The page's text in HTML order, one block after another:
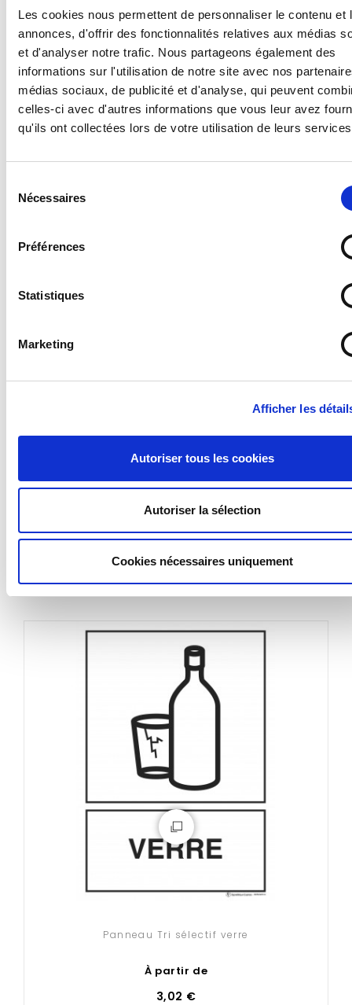
Les cookies nous permettent de personnaliser le contenu et
annonces, d'offrir des fonctionnalités relatives aux médias
et d'analyser notre trafic. Nous partageons également des
informations sur l'utilisation de notre site avec nos
médias sociaux, de publicité et d'analyse, qui peuvent
celles-ci avec d'autres informations que vous leur avez
qu'ils ont collectées lors de votre utilisation de leurs
Nécessaires
Préférences
Statistiques
Marketing
Afficher les
Autoriser tous les cookies
Autoriser la sélection
Cookies nécessaires uniquement
Supports disponibles :
- Forex 2 mm (pvc expansé pour un panneau en
plastique standard, léger et résistant)
- Vitrophanie (autocollant à poser sur une vitre en
intérieur pour une visibilité de l'extérieur)
- Vinyle adhésif (autocollant standard)
- Plexi 3 mm (plexiglas transparent)
Quel support choisir ?
différents supports
en cliquant
VOIR PLUS
DANS LA MÊME
CATÉGORIE
Panneau Tri sélectif verre
À partir de
3,02 €